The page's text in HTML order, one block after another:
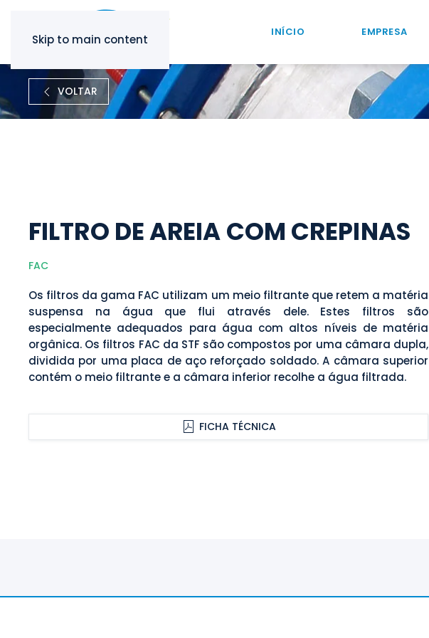
Skip to main content
INÍCIO EMPRESA
VOLTAR
FILTRO DE AREIA COM CREPINAS
FAC
Os filtros da gama FAC utilizam um meio filtrante que retem a matéria
suspensa na água que flui através dele. Estes filtros são
especialmente adequados para água com altos níveis de matéria
orgânica. Os filtros FAC da STF são compostos por uma câmara dupla,
dividida por uma placa de aço reforçado soldado. A câmara superior
contém o meio filtrante e a câmara inferior recolhe a água filtrada.
FICHA TÉCNICA